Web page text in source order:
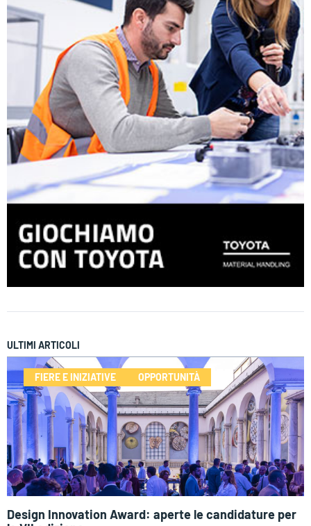
ULTIMI ARTICOLI
FIERE E INIZIATIVE OPPORTUNITÀ
Design Innovation Award: aperte le candidature per